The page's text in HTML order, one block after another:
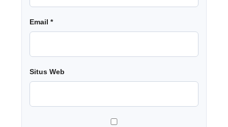
Email *
Situs Web